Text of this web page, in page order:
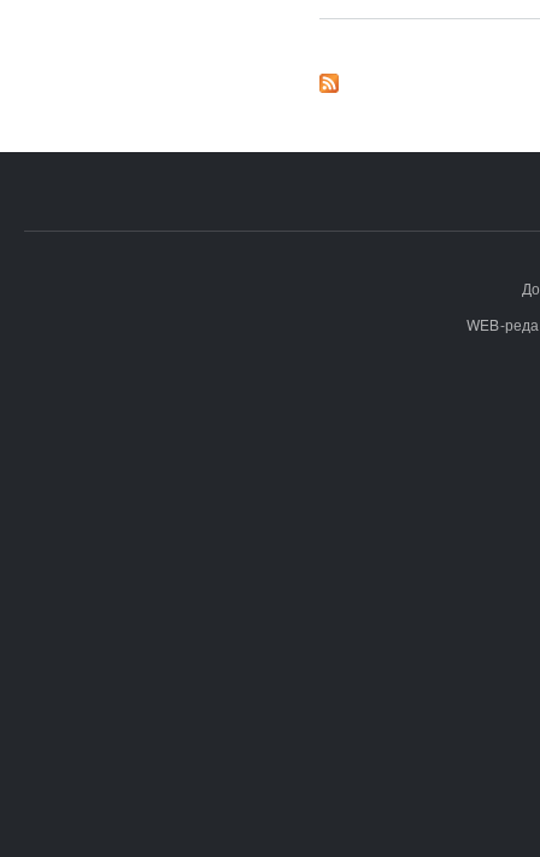
WEB-